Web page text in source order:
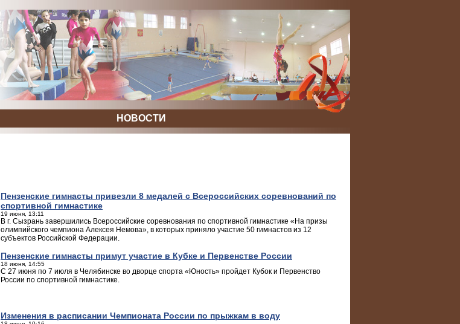
НОВОСТИ
Пензенские гимнасты привезли 8 медалей с Всероссийских соревнований по
спортивной гимнастике
19 июня, 13:11
В г. Сызрань завершились Всероссийские соревнования по спортивной гимнастике «На призы
олимпийского чемпиона Алексея Немова», в которых приняло участие 50 гимнастов из 12
субъектов Российской Федерации.
Пензенские гимнасты примут участие в Кубке и Первенстве России
18 июня, 14:55
С 27 июня по 7 июля в Челябинске во дворце спорта «Юность» пройдет Кубок и Первенство
России по спортивной гимнастике.
Изменения в расписании Чемпионата России по прыжкам в воду